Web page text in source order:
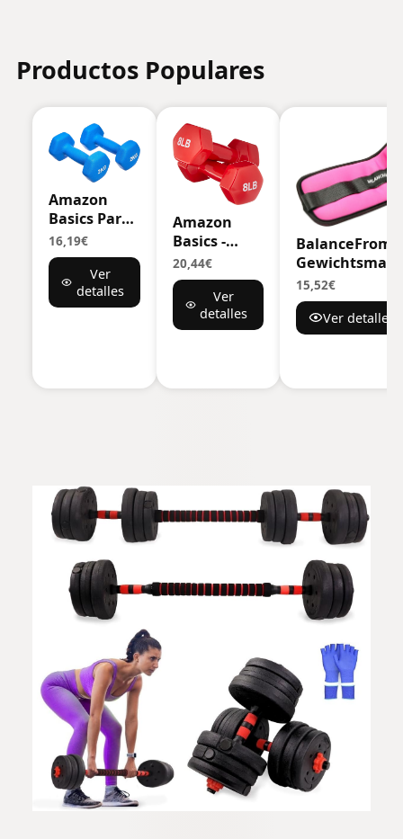
Productos Populares
Amazon
Basics Par
de
mancuernas
de
neopreno
16,19€
Ver
detalles
Amazon
Basics -
Mancuernas
de vinilo
20,44€
Ver
detalles
BalanceFrom
fr Knchel,
Handgelenk,
Bein,
15,52€
Ver detalles